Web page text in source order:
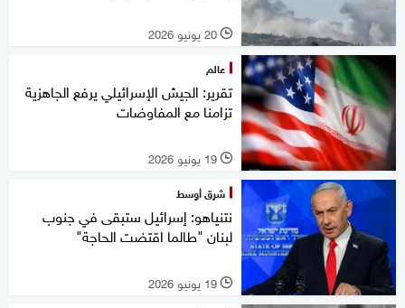
l 20 يونيو 2026
عالم
تقرير: الجيش الإسرائيلي يرفع الجاهزية
تزامنا مع المفاوضات
l 19 يونيو 2026
شرق أوسط
نتنياهو: إسرائيل ستبقى في جنوب
لبنان "طالما اقتضت الحاجة"
l 19 يونيو 2026